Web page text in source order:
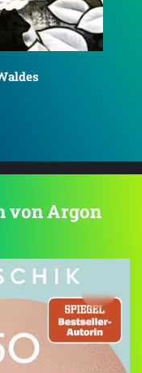
von Argon